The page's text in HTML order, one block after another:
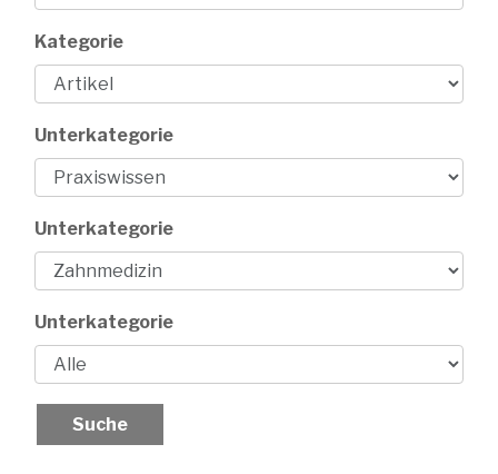
Kategorie
Unterkategorie
Unterkategorie
Unterkategorie